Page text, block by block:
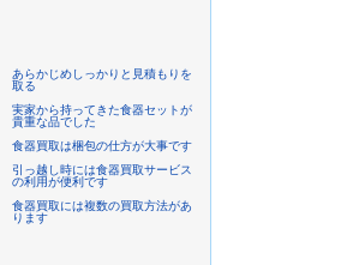
あらかじめしっかりと見積もりを
取る
実家から持ってきた食器セットが
貴重な品でした
食器買取は梱包の仕方が大事です
引っ越し時には食器買取サービス
の利用が便利です
食器買取には複数の買取方法があ
ります